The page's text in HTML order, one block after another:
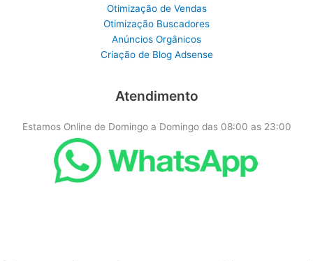
Otimização de Vendas
Otimização Buscadores
Anúncios Orgânicos
Criação de Blog Adsense
Atendimento
Estamos Online de Domingo a Domingo das 08:00 as 23:00